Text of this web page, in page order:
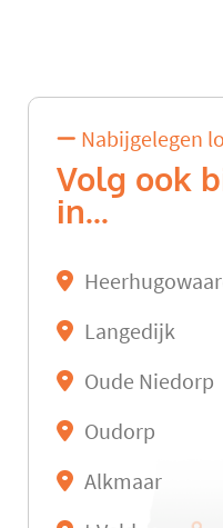
Nabijgelegen
Volg ook
in...
Langedijk
Oude Niedorp
Oudorp
Alkmaar